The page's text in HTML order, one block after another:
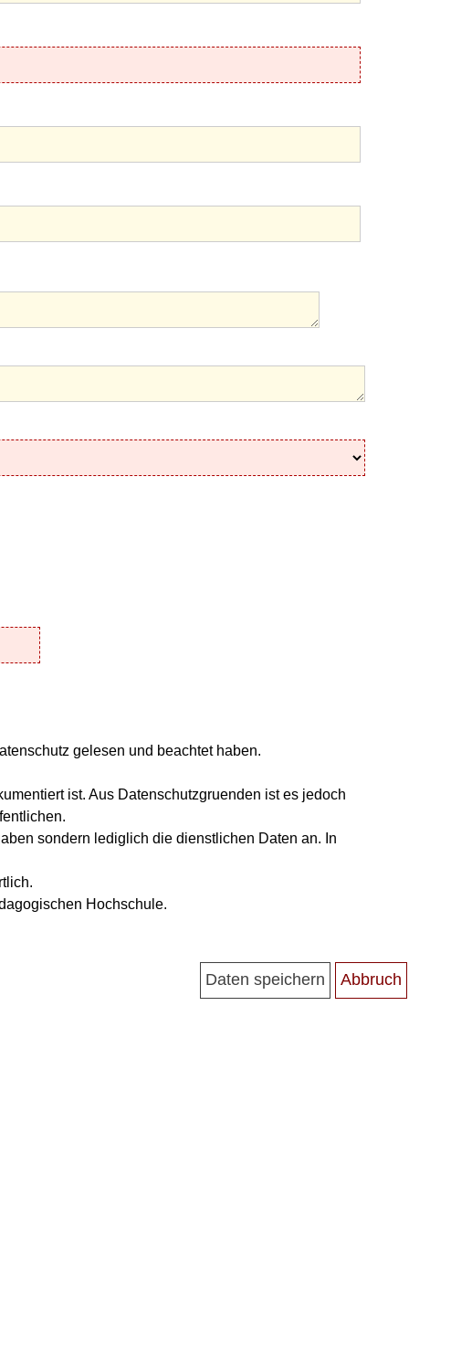
gelesen und beachtet haben.
ist. Aus Datenschutzgruenden ist es jedoch
sondern lediglich die dienstlichen Daten an. In
Hochschule.